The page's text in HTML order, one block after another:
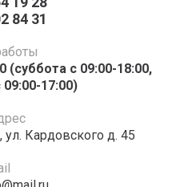
84 31
(суббота с 09:00-18:00,
17:00)
ул. Кардовского д. 45